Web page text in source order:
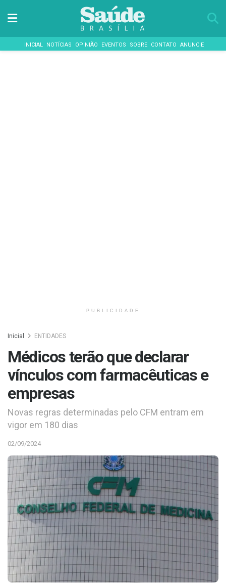
INICIAL NOTÍCIAS OPINIÃO EVENTOS SOBRE CONTATO ANUNCIE
PUBLICIDADE
Inicial ENTIDADES
Médicos terão que declarar
vínculos com farmacêuticas e
empresas
Novas regras determinadas pelo CFM entram em
vigor em 180 dias
02/09/2024